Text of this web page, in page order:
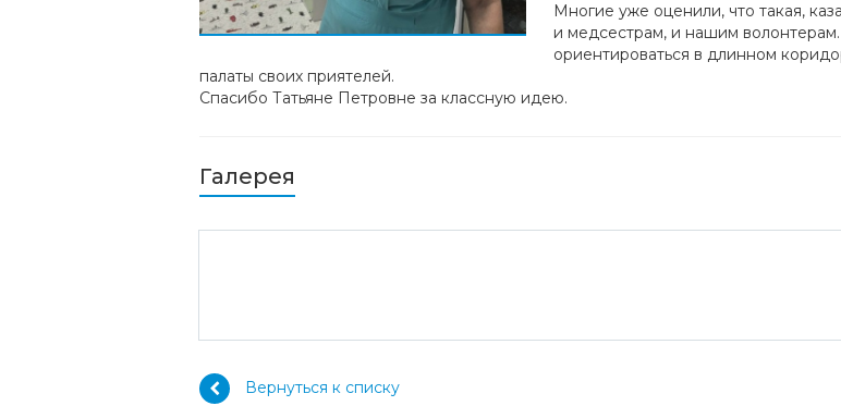
Многие уже оценили, что такая,
и медсестрам, и нашим
ориентироваться в длинном
палаты своих приятелей.
Спасибо Татьяне Петровне за классную идею.
Галерея
Вернуться к списку